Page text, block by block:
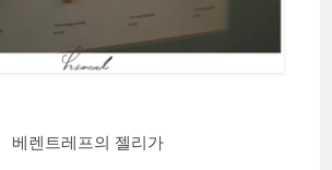
베렌트레프의 젤리가